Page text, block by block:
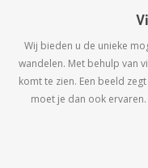
Wij bieden u de unieke
wandelen. Met behulp van
komt te zien. Een beeld
moet je dan ook